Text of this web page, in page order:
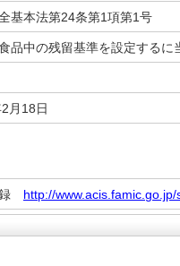
基本法第24条第1項第1号
品中の残留基準を設定するに
月18日
録 http://